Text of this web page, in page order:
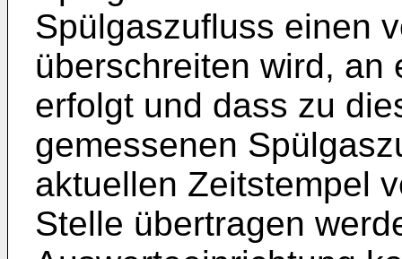
Spülgaszufluss einen
überschreiten wird, an
erfolgt und dass zu
gemessenen
aktuellen Zeitstempel
Stelle übertragen